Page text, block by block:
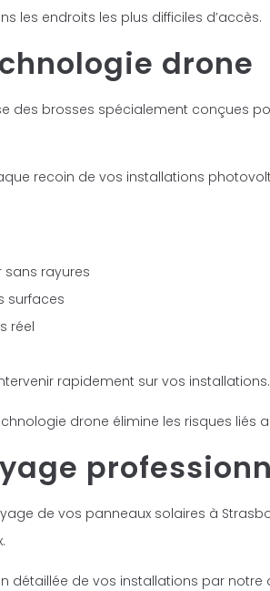
les endroits les plus difficiles d’accès.
drone
des brosses spécialement conçues
recoin de vos installations
rayures
surfaces
réel
rapidement sur vos
drone élimine les risques liés
de vos panneaux solaires à
détaillée de vos installations par